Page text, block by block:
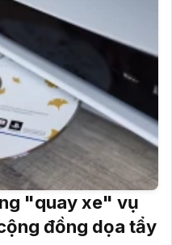
"quay xe" vụ
đồng dọa tẩy